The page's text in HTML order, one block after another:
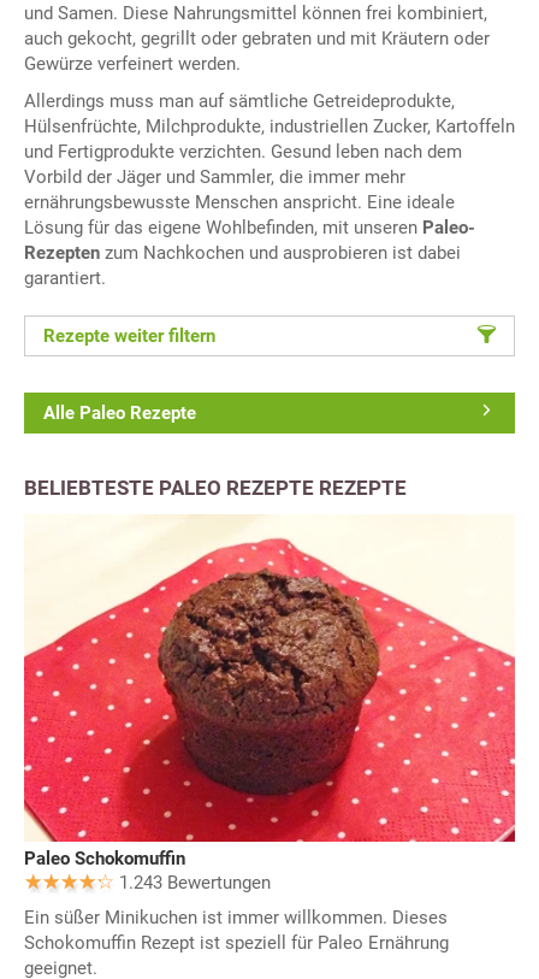
und Samen. Diese Nahrungsmittel können frei kombiniert,
auch gekocht, gegrillt oder gebraten und mit Kräutern oder
Gewürze verfeinert werden.
Allerdings muss man auf sämtliche Getreideprodukte,
Hülsenfrüchte, Milchprodukte, industriellen Zucker, Kartoffeln
und Fertigprodukte verzichten. Gesund leben nach dem
Vorbild der Jäger und Sammler, die immer mehr
ernährungsbewusste Menschen anspricht. Eine ideale
Lösung für das eigene Wohlbefinden, mit unseren Paleo-
Rezepten zum Nachkochen und ausprobieren ist dabei
garantiert.
Rezepte weiter filtern
Alle Paleo Rezepte
BELIEBTESTE PALEO REZEPTE REZEPTE
Paleo Schokomuffin
1.243 Bewertungen
Ein süßer Minikuchen ist immer willkommen. Dieses
Schokomuffin Rezept ist speziell für Paleo Ernährung
geeignet.